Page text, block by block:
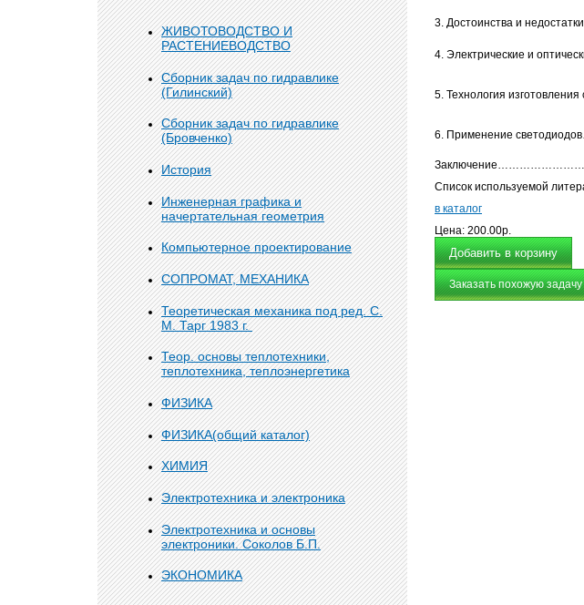
ЖИВОТОВОДСТВО И
РАСТЕНИЕВОДСТВО
Сборник задач по гидравлике
(Гилинский)
Сборник задач по гидравлике
(Бровченко)
История
Инженерная графика и
начертательная геометрия
Компьютерное проектирование
СОПРОМАТ, МЕХАНИКА
Теоретическая механика под ред. С.
М. Тарг 1983 г.
Теор. основы теплотехники,
теплотехника, теплоэнергетика
ФИЗИКА
ФИЗИКА(общий каталог)
ХИМИЯ
Электротехника и электроника
Электротехника и основы
электроники. Соколов Б.П.
ЭКОНОМИКА
3. Достоинства и
4. Электрические и
5. Технология
6. Применение
Список
в каталог
Цена: 200.00р.
Заказать похожую задачу